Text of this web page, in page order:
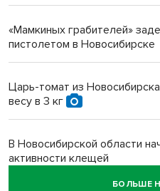
«Мамкиных грабителей»
пистолетом в Новосибирске
Царь-томат из
весу в 3 кг
В Новосибирской области
активности клещей
БОЛЬШЕ